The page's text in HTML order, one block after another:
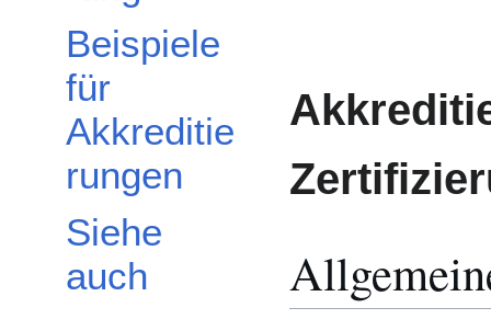
Beispiele
für
Akkreditie
rungen
Siehe
auch